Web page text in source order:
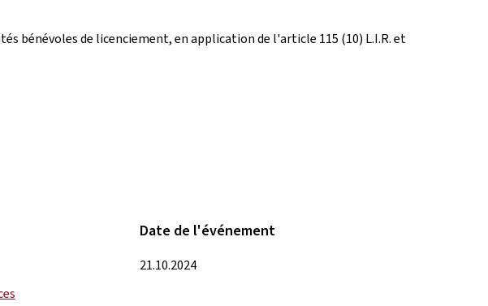
bénévoles de licenciement, en application de l'article 115 (10) L.I.R. et
Date de l'événement
21.10.2024